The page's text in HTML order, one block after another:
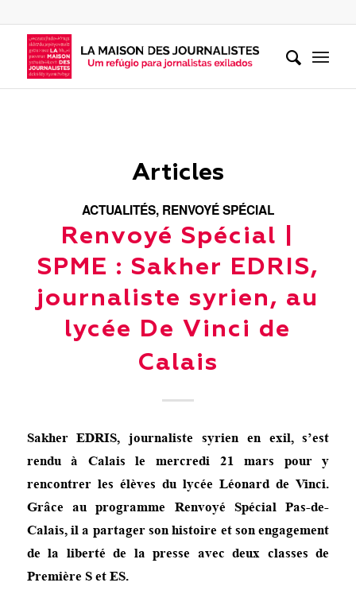
Articles
ACTUALITÉS, RENVOYÉ SPÉCIAL
Renvoyé Spécial |
SPME : Sakher EDRIS,
journaliste syrien, au
lycée De Vinci de
Calais
Sakher EDRIS, journaliste syrien en exil, s’est
rendu à Calais le mercredi 21 mars pour y
rencontrer les élèves du lycée Léonard de Vinci.
Grâce au programme Renvoyé Spécial Pas-de-
Calais, il a partager son histoire et son engagement
de la liberté de la presse avec deux classes de
Première S et ES.